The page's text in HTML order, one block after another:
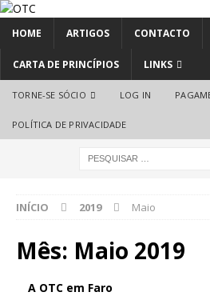
HOME ARTIGOS CONTACTO
CARTA DE PRINCÍPIOS LINKS
TORNE-SE SÓCIO LOG IN
POLÍTICA DE PRIVACIDADE
INÍCIO 2019 Maio
Mês: Maio 2019
A OTC em Faro